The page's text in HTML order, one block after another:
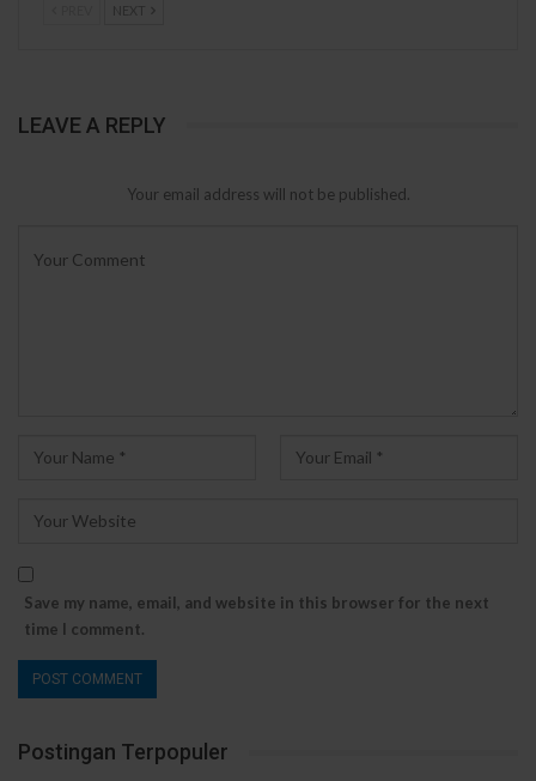
NEXT
LEAVE A REPLY
Your email address will not be published.
Save my name, email, and website in this browser for the next
time I comment.
Postingan Terpopuler